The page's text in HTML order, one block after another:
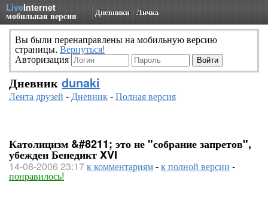
LiveInternet
мобильная версия Дневники Личка
Вы были перенаправлены на мобильную версию
страницы. Вернуться!
Авторизация
Дневник dunaki
Лента друзей -Дневник-Полная версия
Католицизм &#8211; это не "собрание запретов",
убежден Бенедикт XVI
14-08-2006 23:17к комментариям-к полной версии -
понравилось!